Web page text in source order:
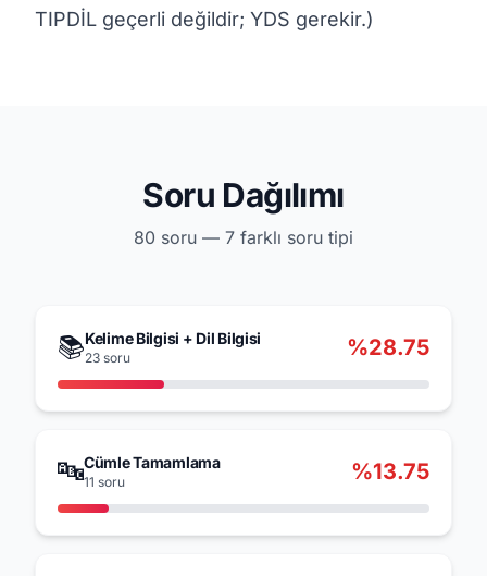
TIPDİL geçerli değildir; YDS gerekir.)
Soru Dağılımı
80 soru — 7 farklı soru tipi
📚Kelime Bilgisi + Dil Bilgisi
23 soru %28.75
🔤Cümle Tamamlama
11 soru %13.75